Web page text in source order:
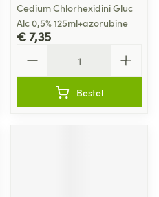
Cedium Chlorhexidini Gluc
Alc 0,5% 125ml+azorubine
€ 7,35
Bestel